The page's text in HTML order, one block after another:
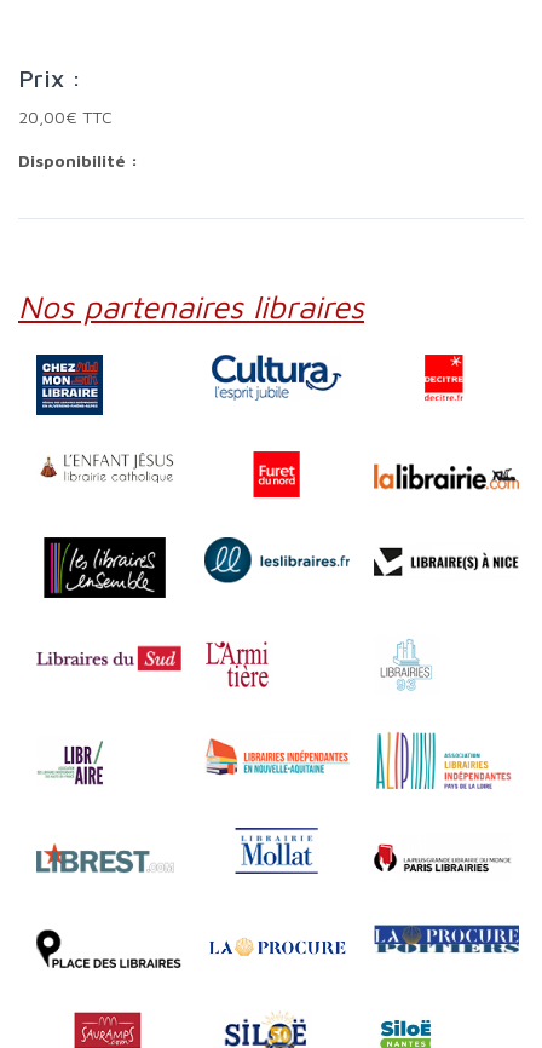
Prix :
20,00€ TTC
Disponibilité :
Nos partenaires libraires